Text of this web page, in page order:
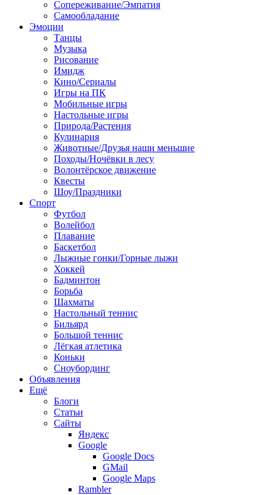
Сопереживание/Эмпатия
Самообладание
Эмоции
Танцы
Музыка
Рисование
Имидж
Кино/Сериалы
Игры на ПК
Мобильные игры
Настольные игры
Природа/Растения
Кулинария
Животные/Друзья наши меньшие
Походы/Ночёвки в лесу
Волонтёрское движение
Квесты
Шоу/Праздники
Спорт
Футбол
Волейбол
Плавание
Баскетбол
Лыжные гонки/Горные лыжи
Хоккей
Бадминтон
Борьба
Шахматы
Настольный теннис
Бильярд
Большой теннис
Лёгкая атлетика
Коньки
Сноубординг
Объявления
Ещё
Блоги
Статьи
Сайты
Яндекс
Google
Google Docs
GMail
Google Maps
Rambler